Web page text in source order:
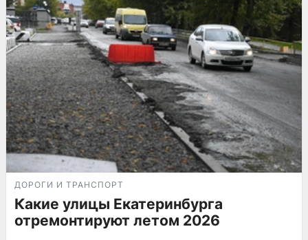
ДОРОГИ И ТРАНСПОРТ
Какие улицы Екатеринбурга
отремонтируют летом 2026